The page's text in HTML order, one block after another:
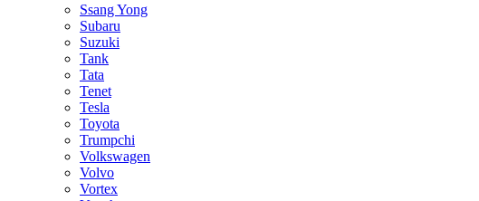
Ssang Yong
Subaru
Suzuki
Tank
Tata
Tenet
Tesla
Toyota
Trumpchi
Volkswagen
Volvo
Vortex